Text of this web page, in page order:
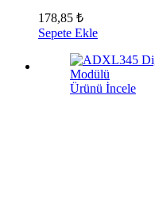
178,85 ₺
Sepete Ekle
Ürünü İncele